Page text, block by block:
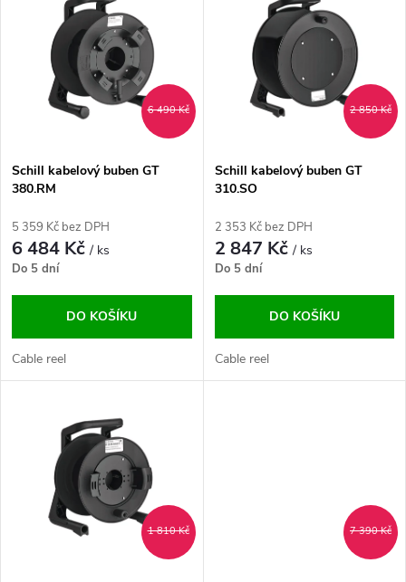
p
r
o
u
Abecedně
s
p
r
o
d
u
6 490 Kč
Schill kabelový buben GT
380.RM
5 359 Kč bez DPH
6 484 Kč/ ks
Do 5 dní
DO KOŠÍKU
Cable reel
2 850 Kč
Schill kabelový buben GT
310.SO
2 353 Kč bez DPH
2 847 Kč/ ks
Do 5 dní
DO KOŠÍKU
Cable reel
1 810 Kč 7 390 Kč